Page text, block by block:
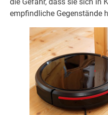
die Gefahr, dass sie sich in
empfindliche Gegenstände